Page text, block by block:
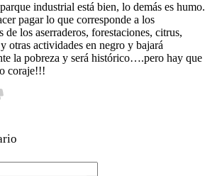
industrial está bien, lo demás es humo.
pagar lo que corresponde a los
de los aserraderos, forestaciones, citrus,
otras actividades en negro y bajará
la pobreza y será histórico….pero hay que
coraje!!!